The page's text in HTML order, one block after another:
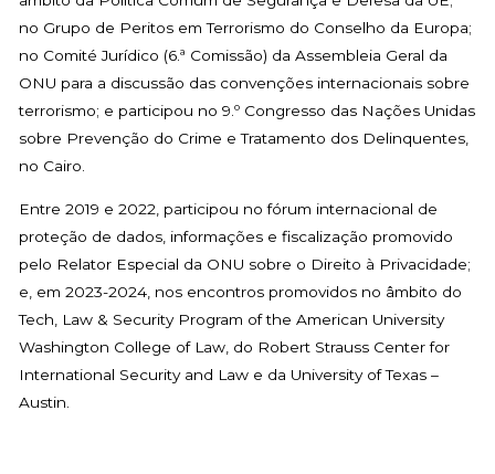
no Grupo de Peritos em Terrorismo do Conselho da Europa;
no Comité Jurídico (6.ª Comissão) da Assembleia Geral da
ONU para a discussão das convenções internacionais sobre
terrorismo; e participou no 9.º Congresso das Nações Unidas
sobre Prevenção do Crime e Tratamento dos Delinquentes,
no Cairo.
Entre 2019 e 2022, participou no fórum internacional de
proteção de dados, informações e fiscalização promovido
pelo Relator Especial da ONU sobre o Direito à Privacidade;
e, em 2023-2024, nos encontros promovidos no âmbito do
Tech, Law & Security Program of the American University
Washington College of Law, do Robert Strauss Center for
International Security and Law e da University of Texas –
Austin.